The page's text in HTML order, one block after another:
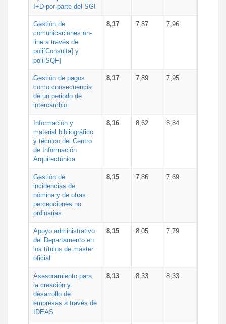
I+D por parte del SGI
Gestión de
comunicaciones on-
line a través de
poli[Consulta] y
poli[SQF]
8,17 7,87 7,96
Gestión de pagos
como consecuencia
de un periodo de
intercambio
8,17 7,89 7,95
Información y
material bibliográfico
y técnico del Centro
de Información
Arquitectónica
8,16 8,62 8,84
Gestión de
incidencias de
nómina y de otras
percepciones no
ordinarias
8,15 7,86 7,69
Apoyo administrativo
del Departamento en
los títulos de máster
oficial
8,15 8,05 7,79
Asesoramiento para
la creación y
desarrollo de
empresas a través de
IDEAS
8,13 8,33 8,33